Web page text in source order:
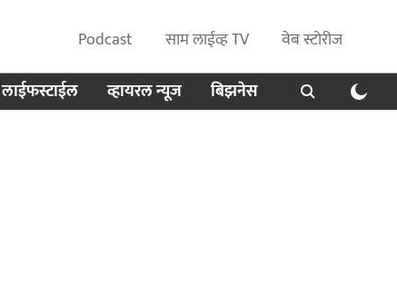
Podcast साम लाईव्ह TV
वेब स्टोरीज
लाईफस्टाईल व्हायरल न्यूज बिझनेस